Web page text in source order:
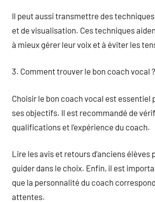
Il peut aussi transmettre des
et de visualisation. Ces techniques
à mieux gérer leur voix et à éviter les
3. Comment trouver le bon coach vocal ?
Choisir le bon coach vocal est essentiel
ses objectifs. Il est recommandé de
qualifications et l’expérience du coach.
Lire les avis et retours d’anciens élèves
guider dans le choix. Enfin, il est
que la personnalité du coach
attentes.